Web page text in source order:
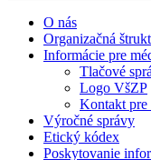
O nás
Organizačná
Informácie pre
Tlačové
Logo VšZP
Kontakt pre
Výročné správy
Etický kódex
Poskytovanie